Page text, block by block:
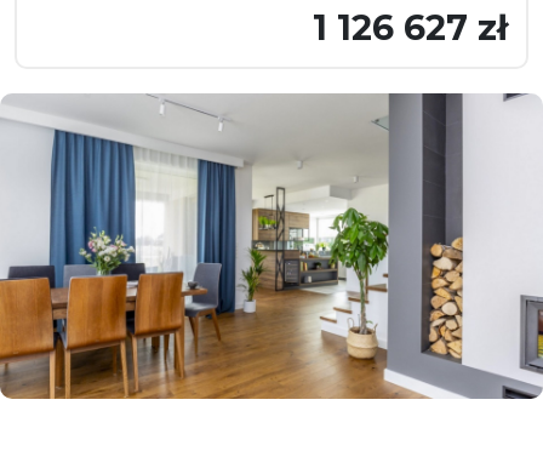
1 126 627 zł